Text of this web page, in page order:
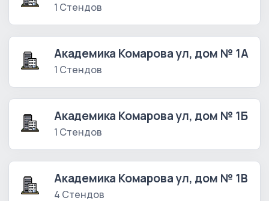
1 Стендов
Академика Комарова ул, дом № 1А
1 Стендов
Академика Комарова ул, дом № 1Б
1 Стендов
Академика Комарова ул, дом № 1В
4 Стендов